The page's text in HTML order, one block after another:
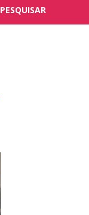
PESQUISAR